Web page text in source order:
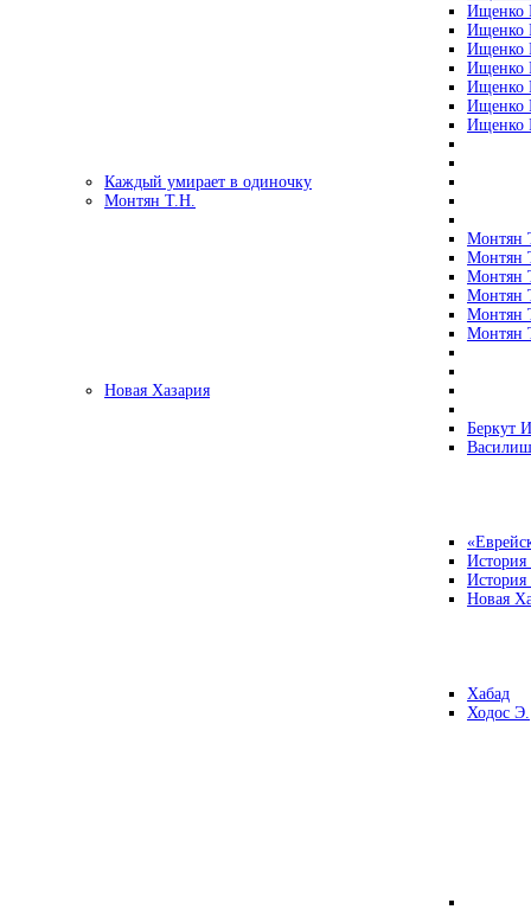
Ищенко
Ищенко
Ищенко
Ищенко
Ищенко
Ищенко
Ищенко
Каждый умирает в одиночку
Монтян Т.Н.
Монтян
Монтян
Монтян
Монтян
Монтян
Монтян
Новая Хазария
Беркут
Новая
Хабад
Ходос Э.